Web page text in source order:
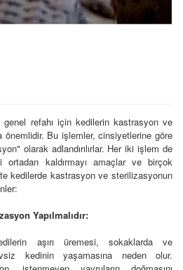
genel refahı için kedilerin kastrasyon ve
Bu işlemler, cinsiyetlerine göre
olarak adlandırılırlar. Her iki işlem de
ortadan kaldırmayı amaçlar ve birçok
kedilerde kastrasyon ve sterilizasyonun
Yapılmalıdır:
aşırı üremesi, sokaklarda ve
kedinin yaşamasına neden olur.